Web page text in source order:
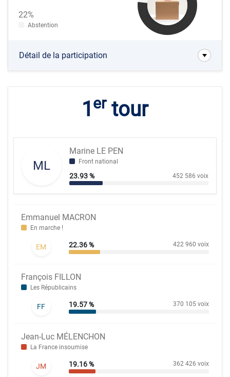
22%
Abstention
Détail de la participation
1 ertour
ML
Marine LE PEN
Front national
23.93 % 452 586 voix
EM
Emmanuel MACRON
En marche !
22.36 % 422 960 voix
FF
François FILLON
Les Républicains
19.57 % 370 105 voix
JM
Jean-Luc MÉLENCHON
La France insoumise
19.16 % 362 426 voix